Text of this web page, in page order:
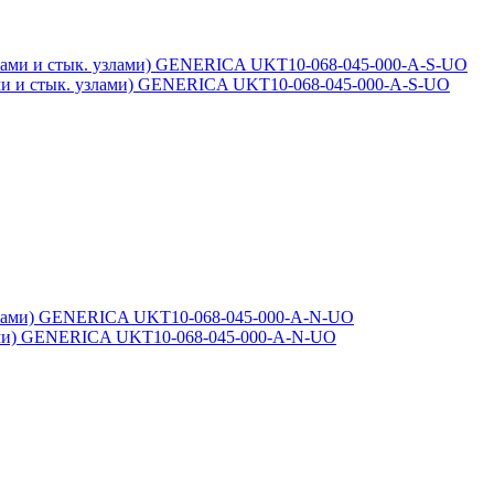
и стык. узлами) GENERICA UKT10-068-045-000-A-S-UO
GENERICA UKT10-068-045-000-A-N-UO